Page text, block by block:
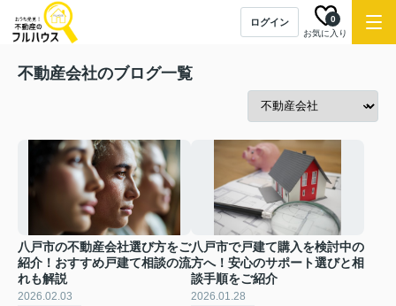
ログイン
お気に入り
0
不動産会社のブログ一覧
八戸市の不動産会社選び方をご
紹介！おすすめ戸建て相談の流
れも解説
2026.02.03
八戸市で戸建て購入を検討中の
方へ！安心のサポート選びと相
談手順をご紹介
2026.01.28